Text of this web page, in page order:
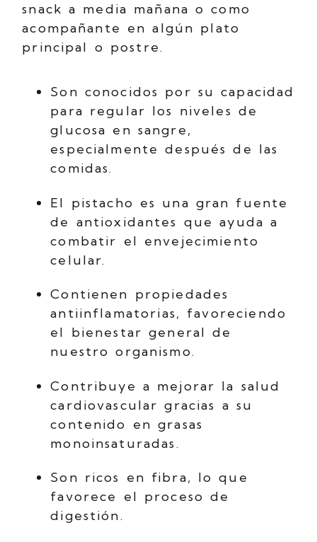
snack a media mañana o como
acompañante en algún plato
principal o postre.
Son conocidos por su capacidad
para regular los niveles de
glucosa en sangre,
especialmente después de las
comidas.
El pistacho es una gran fuente
de antioxidantes que ayuda a
combatir el envejecimiento
celular.
Contienen propiedades
antiinflamatorias, favoreciendo
el bienestar general de
nuestro organismo.
Contribuye a mejorar la salud
cardiovascular gracias a su
contenido en grasas
monoinsaturadas.
Son ricos en fibra, lo que
favorece el proceso de
digestión.